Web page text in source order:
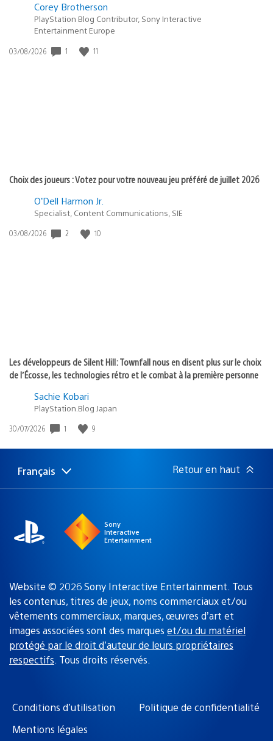
Corey Brotherson
PlayStation Blog Contributor, Sony Interactive
Entertainment Europe
Date
03/08/2026 1 11
Choix des joueurs : Votez pour votre nouveau jeu préféré de juillet 2026
O’Dell Harmon Jr.
Specialist, Content Communications, SIE
Date
03/08/2026 2 10
Les développeurs de Silent Hill: Townfall nous en disent plus sur le choix
de l’Écosse, les technologies rétro et le combat à la première personne
Sachie Kobari
PlayStation.Blog Japan
Date
publication
30/07/2026 1 9
Choisir
Région
Français Retour en haut
Sony
Interactive
Entertainment
Website © 2026 Sony Interactive Entertainment. Tous
les contenus, titres de jeux, noms commerciaux et/ou
vêtements commerciaux, marques, œuvres d’art et
images associées sont des marques et/ou du matériel
protégé par le droit d’auteur de leurs propriétaires
respectifs. Tous droits réservés.
Conditions d’utilisation
Politique de confidentialité
Mentions légales